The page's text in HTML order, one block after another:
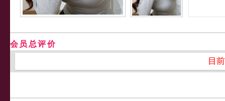
会员总评价
目